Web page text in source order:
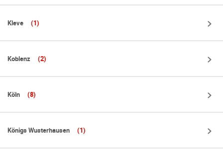
Kleve (1)
Koblenz (2)
Köln (8)
Königs Wusterhausen (1)